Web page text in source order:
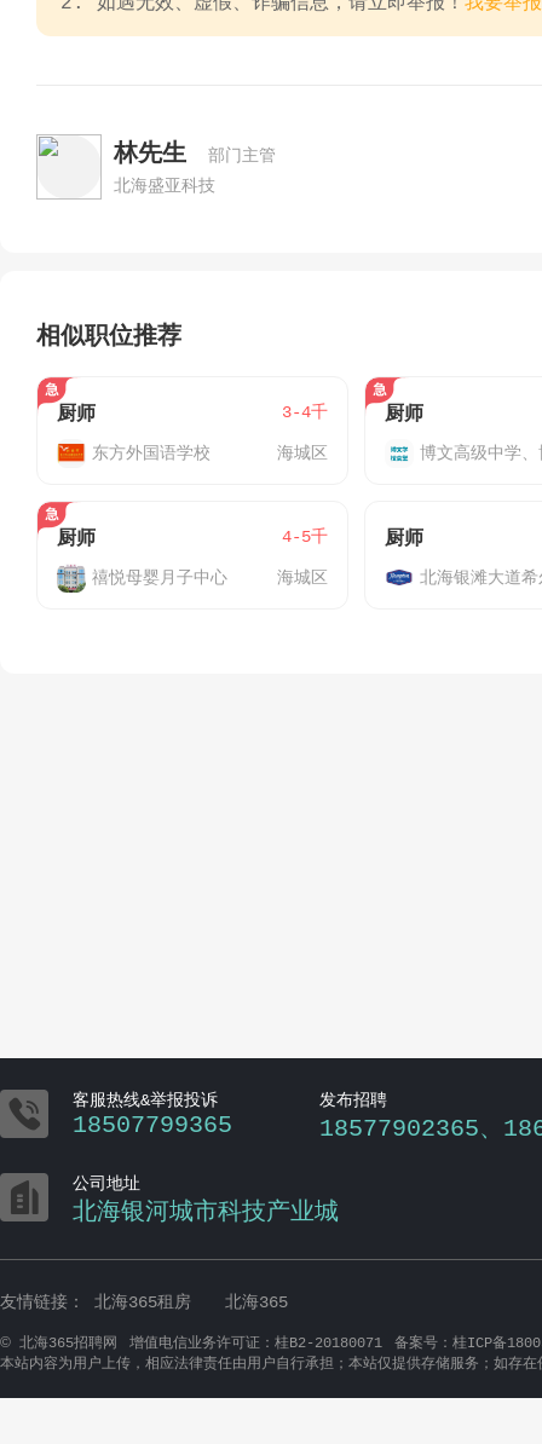
林先生
部门主管
北海盛亚科技
相似职位推荐
厨师 3-4千
东方外国语学校 海城区
厨师
厨师 4-5千
禧悦母婴月子中心 海城区
厨师
 客服热线&举报投诉
18507799365
发布招聘
18577902365、
 公司地址
北海银河城市科技产业城
友情链接： 北海365租房 北海365
© 北海365招聘网 增值电信业务许可证：桂B2-20180071
备案号：桂ICP备
本站内容为用户上传，相应法律责任由用户自行承担；本站仅提供存储服务；如存